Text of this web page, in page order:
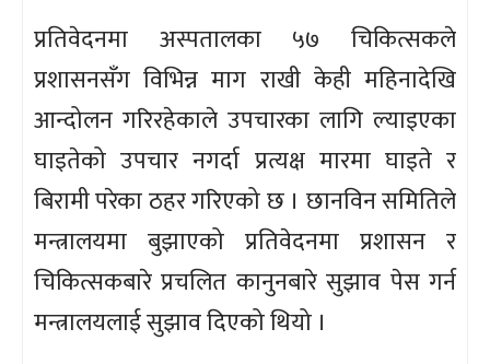
प्रतिवेदनमा अस्पतालका ५७ चिकित्सकले
प्रशासनसँग विभिन्न माग राखी केही महिनादेखि
आन्दोलन गरिरहेकाले उपचारका लागि ल्याइएका
घाइतेको उपचार नगर्दा प्रत्यक्ष मारमा घाइते र
बिरामी परेका ठहर गरिएको छ । छानविन समितिले
मन्त्रालयमा बुझाएको प्रतिवेदनमा प्रशासन र
चिकित्सकबारे प्रचलित कानुनबारे सुझाव पेस गर्न
मन्त्रालयलाई सुझाव दिएको थियो ।